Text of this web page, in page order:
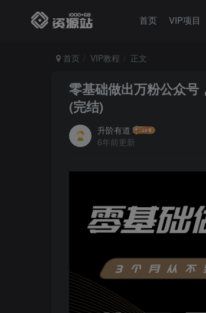
首页 VIP项目
首页 VIP教程 正文
零基础做出万粉公众号
(完结)
升阶有道
6年前更新